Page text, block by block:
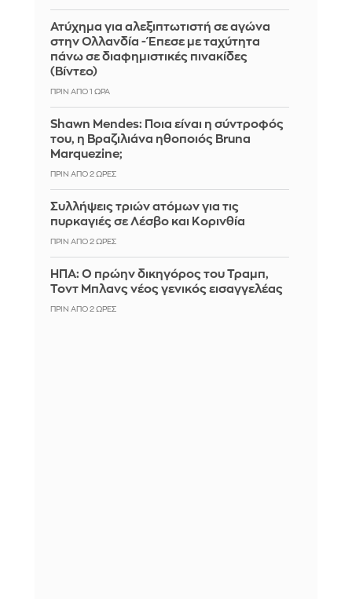
Ατύχημα για αλεξιπτωτιστή σε αγώνα
στην Ολλανδία - Έπεσε με ταχύτητα
πάνω σε διαφημιστικές πινακίδες
(Βίντεο)
ΠΡΙΝ ΑΠΌ 1 ΏΡΑ
Shawn Mendes: Ποια είναι η σύντροφός
του, η Βραζιλιάνα ηθοποιός Bruna
Marquezine;
ΠΡΙΝ ΑΠΌ 2 ΏΡΕΣ
Συλλήψεις τριών ατόμων για τις
πυρκαγιές σε Λέσβο και Κορινθία
ΠΡΙΝ ΑΠΌ 2 ΏΡΕΣ
ΗΠΑ: Ο πρώην δικηγόρος του Τραμπ,
Τοντ Μπλανς νέος γενικός εισαγγελέας
ΠΡΙΝ ΑΠΌ 2 ΏΡΕΣ